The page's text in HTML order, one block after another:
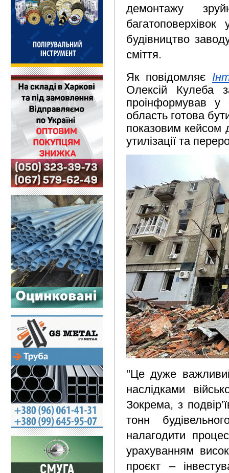
демонтажу
будівництво
сміття.
Як повідомляє
Олексій Кулеба
проінформував у
область готова
показовим кейсом
утилізації та
"Це дуже
наслідками
Зокрема, з
тонн
налагодити
урахуванням
проєкт –